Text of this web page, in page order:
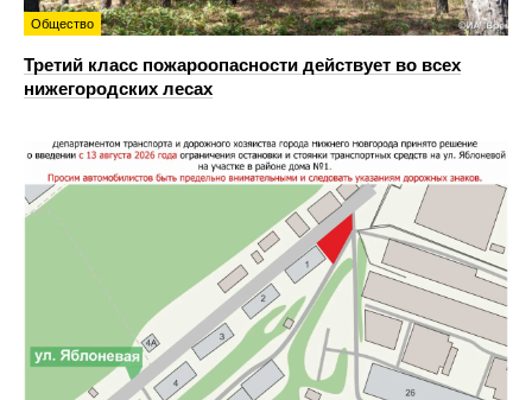
Общество
Третий класс пожароопасности действует во всех
нижегородских лесах